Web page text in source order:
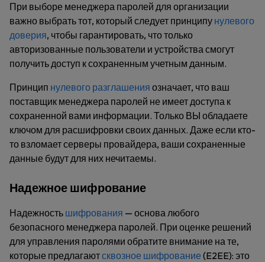
При выборе менеджера паролей для организации
важно выбрать тот, который следует принципу нулевого
доверия, чтобы гарантировать, что только
авторизованные пользователи и устройства смогут
получить доступ к сохраненным учетным данным.
Принцип нулевого разглашения означает, что ваш
поставщик менеджера паролей не имеет доступа к
сохраненной вами информации. Только ВЫ обладаете
ключом для расшифровки своих данных. Даже если кто-
то взломает серверы провайдера, ваши сохраненные
данные будут для них нечитаемы.
Надежное шифрование
Надежность шифрования — основа любого
безопасного менеджера паролей. При оценке решений
для управления паролями обратите внимание на те,
которые предлагаютсквозное шифрование (E2EE): это